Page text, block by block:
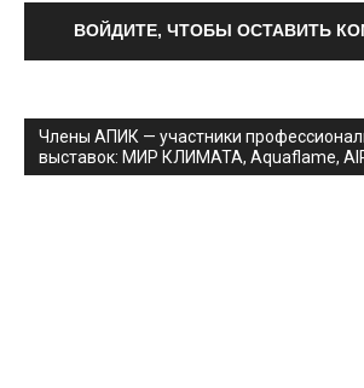
ВОЙДИТЕ, ЧТОБЫ ОСТАВИТЬ
Члены АПИК — участники
выставок: МИР КЛИМАТА, Aquaflame,